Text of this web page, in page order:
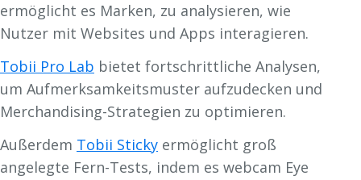
ermöglicht es Marken, zu analysieren, wie
Nutzer mit Websites und Apps interagieren.
Tobii Pro Lab bietet fortschrittliche Analysen,
um Aufmerksamkeitsmuster aufzudecken und
Merchandising-Strategien zu optimieren.
Außerdem Tobii Sticky ermöglicht groß
angelegte Fern-Tests, indem es webcam Eye